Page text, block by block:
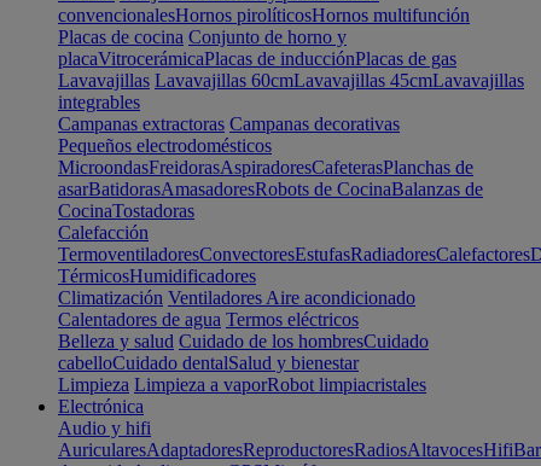
convencionalesHornos pirolíticosHornos multifunción
Placas de cocina Conjunto de horno y
placaVitrocerámicaPlacas de inducciónPlacas de gas
Lavavajillas Lavavajillas 60cmLavavajillas 45cmLavavajillas
integrables
Campanas extractoras Campanas decorativas
Pequeños electrodomésticos
MicroondasFreidorasAspiradoresCafeterasPlanchas de
asarBatidorasAmasadoresRobots de CocinaBalanzas de
CocinaTostadoras
Calefacción
TermoventiladoresConvectoresEstufasRadiadoresCalefactores
TérmicosHumidificadores
Climatización Ventiladores Aire acondicionado
Calentadores de agua Termos eléctricos
Belleza y salud Cuidado de los hombresCuidado
cabelloCuidado dentalSalud y bienestar
Limpieza Limpieza a vaporRobot limpiacristales
Electrónica
Audio y hifi
AuricularesAdaptadoresReproductoresRadiosAltavocesHifi